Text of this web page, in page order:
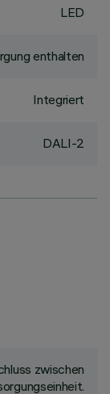
LED
enthalten
Integriert
DALI-2
zwischen